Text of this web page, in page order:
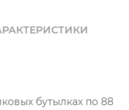
бутылках по 88